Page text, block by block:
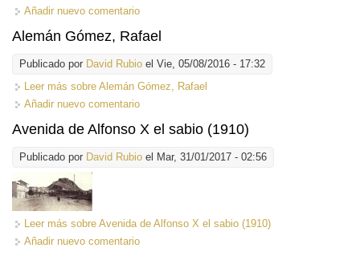
Añadir nuevo comentario
Alemán Gómez, Rafael
Publicado por David Rubio el Vie, 05/08/2016 - 17:32
Leer más sobre Alemán Gómez, Rafael
Añadir nuevo comentario
Avenida de Alfonso X el sabio (1910)
Publicado por David Rubio el Mar, 31/01/2017 - 02:56
Leer más sobre Avenida de Alfonso X el sabio (1910)
Añadir nuevo comentario